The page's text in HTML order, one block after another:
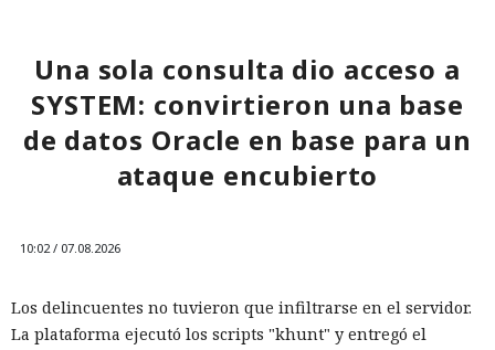
de memoria RAM en desarrollo hasta un 90% y, además,
La contribución principal a la economía de memoria la
aporta el empaquetador integrado Turbopack, que desde
2022 sustituye progresivamente a Webpack en el proyecto.
gigabytes — un ahorro de aproximadamente el 82%.
Una sola consulta dio acceso a
SYSTEM: convirtieron una base
de datos Oracle en base para un
ataque encubierto
10:02 / 07.08.2026
Los delincuentes no tuvieron que infiltrarse en el servidor.
La plataforma ejecutó los scripts "khunt" y entregó el